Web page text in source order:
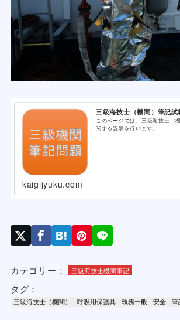
三級海技士（機関）筆記試
このページでは、三級海技士（
関する説明を行います。
kaigijyuku.com
カテゴリー： 三級海技士機関筆記
タグ：
三級海技士（機関） 呼吸用保護具 執務一般 安全 筆